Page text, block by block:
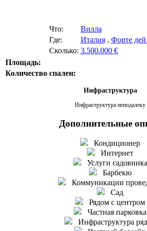
Что:
Вилла
Где:
Италия, Форте
Сколько: 3.500.000 €
Площадь:
Количество спален:
Инфраструктура
Инфраструктура неподалеку
Дополнительные
Кондиционер
Интернет
Услуги садовника
Барбекю
Коммуникации
Сад
Рядом с центром
Частная парковка
Инфраструктура